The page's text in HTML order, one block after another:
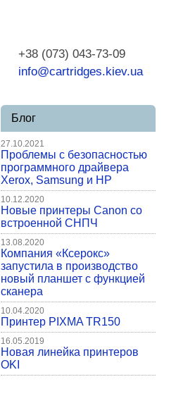
+38 (073) 043-73-09
info@cartridges.kiev.ua
Блог
27.10.2021
Проблемы с безопасностью
программного драйвера
Xerox, Samsung и HP
10.12.2020
Новые принтеры Canon со
встроенной СНПЧ
13.08.2020
Компания «Ксерокс»
запустила в производство
новый планшет с функцией
сканера
10.04.2020
Принтер PIXMA TR150
16.05.2019
Новая линейка принтеров
OKI